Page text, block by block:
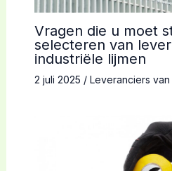
Vragen die u moet
selecteren van
industriële lijmen
2 juli 2025 / Leveranciers